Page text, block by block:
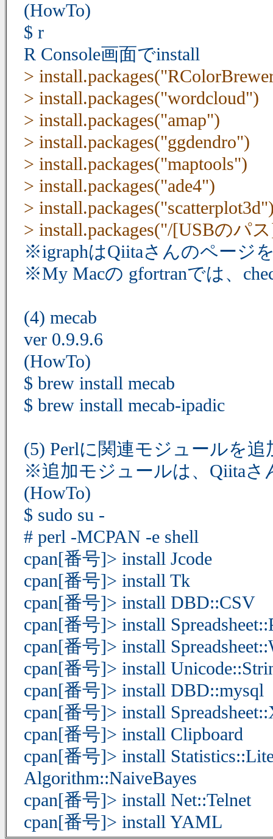
(HowTo)
$ r
R Console画面でinstall
>
> install.packages("wordcloud")
> install.packages("amap")
> install.packages("ggdendro")
> install.packages("maptools")
> install.packages("ade4")
>
> install.packages("/[USBのパ
※igraphはQiitaさんのページ
※My Macの gfortranでは、
(4) mecab
ver 0.9.9.6
(HowTo)
$ brew install mecab
$ brew install mecab-ipadic
(5) Perlに関連モジュールを追
※追加モジュールは、Qiitaさ
(HowTo)
$ sudo su -
# perl -MCPAN -e shell
cpan[番号]> install Jcode
cpan[番号]> install Tk
cpan[番号]> install DBD::CSV
cpan[番号]> install
cpan[番号]> install
cpan[番号]> install
cpan[番号]> install DBD::mysql
cpan[番号]> install
cpan[番号]> install Clipboard
cpan[番号]> install
Algorithm::NaiveBayes
cpan[番号]> install Net::Telnet
cpan[番号]> install YAML